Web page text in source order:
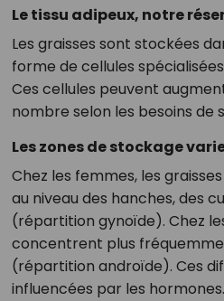
Le tissu adipeux, notre
Les graisses sont stockées
forme de cellules
Ces cellules peuvent
nombre selon les besoins de
Les zones de stockage
Chez les femmes, les
au niveau des hanches, des
(répartition gynoïde). Chez
concentrent plus
(répartition androïde). Ces
influencées par les hormones.